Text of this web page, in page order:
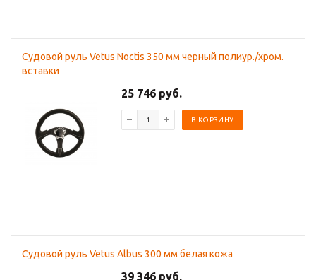
Судовой руль Vetus Noctis 350 мм черный полиур./хром.
вставки
25 746 руб.
В КОРЗИНУ
Судовой руль Vetus Albus 300 мм белая кожа
39 346 руб.